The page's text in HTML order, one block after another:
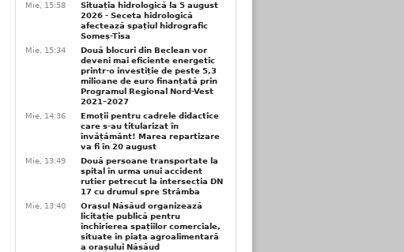
Mie, 15:58
Situația hidrologică la 5 august
2026 - Seceta hidrologică
afectează spațiul hidrografic
Someș-Tisa
Mie, 15:34
Două blocuri din Beclean vor
deveni mai eficiente energetic
printr-o investiție de peste 5,3
milioane de euro finanțată prin
Programul Regional Nord-Vest
2021–2027
Mie, 14:36
Emoții pentru cadrele didactice
care s-au titularizat în
învățământ! Marea repartizare
va fi în 20 august
Mie, 13:49
Două persoane transportate la
spital în urma unui accident
rutier petrecut la intersecția DN
17 cu drumul spre Strâmba
Mie, 13:40
Orașul Năsăud organizează
licitație publică pentru
închirierea spațiilor comerciale,
situate în piața agroalimentară
a orașului Năsăud